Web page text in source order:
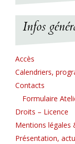
Infos
Accès
Calendriers,
Contacts
Formulaire
Droits – Licence
Mentions légales
Présentation,